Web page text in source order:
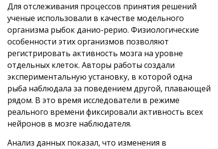
Для отслеживания процессов принятия решений
ученые использовали в качестве модельного
организма рыбок данио-рерио. Физиологические
особенности этих организмов позволяют
регистрировать активность мозга на уровне
отдельных клеток. Авторы работы создали
экспериментальную установку, в которой одна
рыба наблюдала за поведением другой, плавающей
рядом. В это время исследователи в режиме
реального времени фиксировали активность всех
нейронов в мозге наблюдателя.
Анализ данных показал, что изменения в